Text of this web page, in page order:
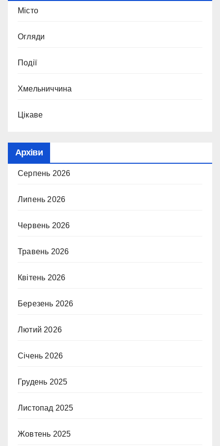
Місто
Огляди
Події
Хмельниччина
Цікаве
Архіви
Серпень 2026
Липень 2026
Червень 2026
Травень 2026
Квітень 2026
Березень 2026
Лютий 2026
Січень 2026
Грудень 2025
Листопад 2025
Жовтень 2025